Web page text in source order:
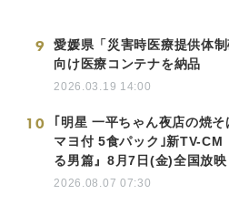
9
愛媛県「災害時医療提供体制
向け医療コンテナを納品
2026.03.19 14:00
10
｢明星 一平ちゃん夜店の焼
マヨ付 5食パック｣新TV-CM
る男篇』8月7日(金)全国放映
2026.08.07 07:30